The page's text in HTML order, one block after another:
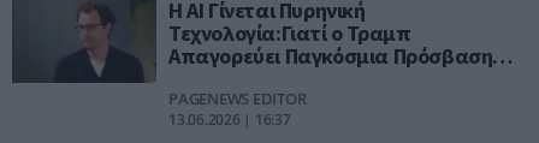
Η AI Γίνεται Πυρηνική
Τεχνολογία:Γιατί ο Τραμπ
Απαγορεύει Παγκόσμια Πρόσβαση
PAGENEWS EDITOR
13.06.2026 | 16:37